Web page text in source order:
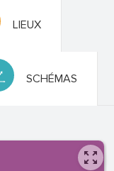
LIEUX
SCHÉMAS